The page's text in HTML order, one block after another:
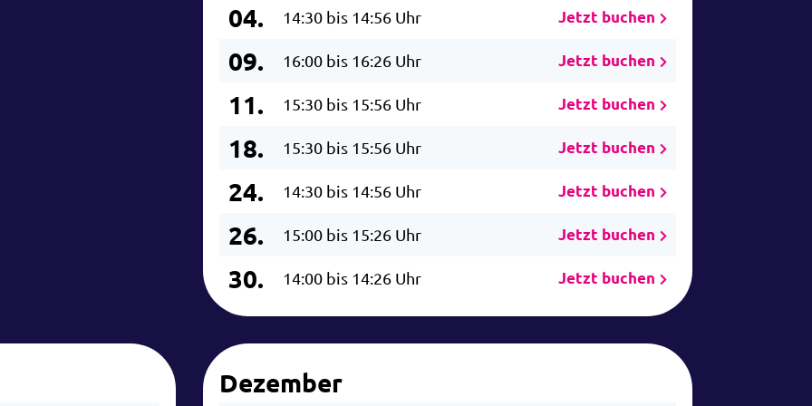
04. 14:30 bis 14:56 Uhr Jetzt buchen
09. 16:00 bis 16:26 Uhr Jetzt buchen
11. 15:30 bis 15:56 Uhr Jetzt buchen
18. 15:30 bis 15:56 Uhr Jetzt buchen
24. 14:30 bis 14:56 Uhr Jetzt buchen
26. 15:00 bis 15:26 Uhr Jetzt buchen
30. 14:00 bis 14:26 Uhr Jetzt buchen
Dezember